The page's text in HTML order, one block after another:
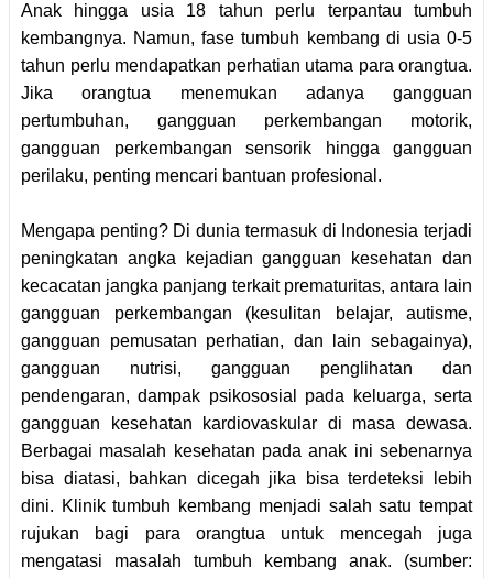
Anak hingga usia 18 tahun perlu terpantau tumbuh
kembangnya. Namun, fase tumbuh kembang di usia 0-5
tahun perlu mendapatkan perhatian utama para orangtua.
Jika orangtua menemukan adanya gangguan
pertumbuhan, gangguan perkembangan motorik,
gangguan perkembangan sensorik hingga gangguan
perilaku, penting mencari bantuan profesional.
Mengapa penting? Di dunia termasuk di Indonesia terjadi
peningkatan angka kejadian gangguan kesehatan dan
kecacatan jangka panjang terkait prematuritas, antara lain
gangguan perkembangan (kesulitan belajar, autisme,
gangguan pemusatan perhatian, dan lain sebagainya),
gangguan nutrisi, gangguan penglihatan dan
pendengaran, dampak psikososial pada keluarga, serta
gangguan kesehatan kardiovaskular di masa dewasa.
Berbagai masalah kesehatan pada anak ini sebenarnya
bisa diatasi, bahkan dicegah jika bisa terdeteksi lebih
dini. Klinik tumbuh kembang menjadi salah satu tempat
rujukan bagi para orangtua untuk mencegah juga
mengatasi masalah tumbuh kembang anak. (sumber: